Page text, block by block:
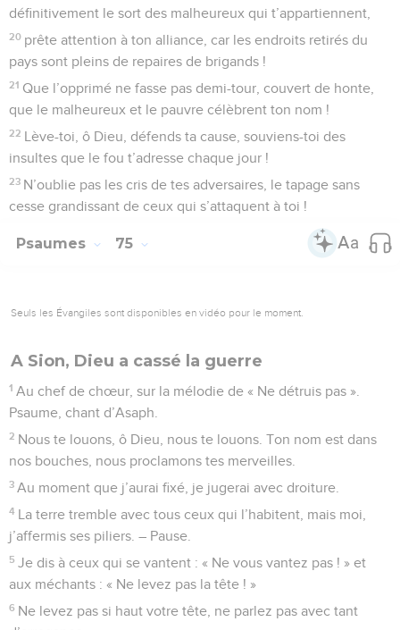
définitivement le sort des malheureux qui t’appartiennent,
20 prête attention à ton alliance, car les endroits retirés du
pays sont pleins de repaires de brigands !
21 Que l’opprimé ne fasse pas demi-tour, couvert de honte,
que le malheureux et le pauvre célèbrent ton nom !
22 Lève-toi, ô Dieu, défends ta cause, souviens-toi des
insultes que le fou t’adresse chaque jour !
23 N’oublie pas les cris de tes adversaires, le tapage sans
cesse grandissant de ceux qui s’attaquent à toi !
Psaumes 75
Seuls les Évangiles sont disponibles en vidéo pour le moment.
A Sion, Dieu a cassé la guerre
1 Au chef de chœur, sur la mélodie de « Ne détruis pas ».
Psaume, chant d’Asaph.
2 Nous te louons, ô Dieu, nous te louons. Ton nom est dans
nos bouches, nous proclamons tes merveilles.
3 Au moment que j’aurai fixé, je jugerai avec droiture.
4 La terre tremble avec tous ceux qui l’habitent, mais moi,
j’affermis ses piliers. – Pause.
5 Je dis à ceux qui se vantent : « Ne vous vantez pas ! » et
aux méchants : « Ne levez pas la tête ! »
6 Ne levez pas si haut votre tête, ne parlez pas avec tant